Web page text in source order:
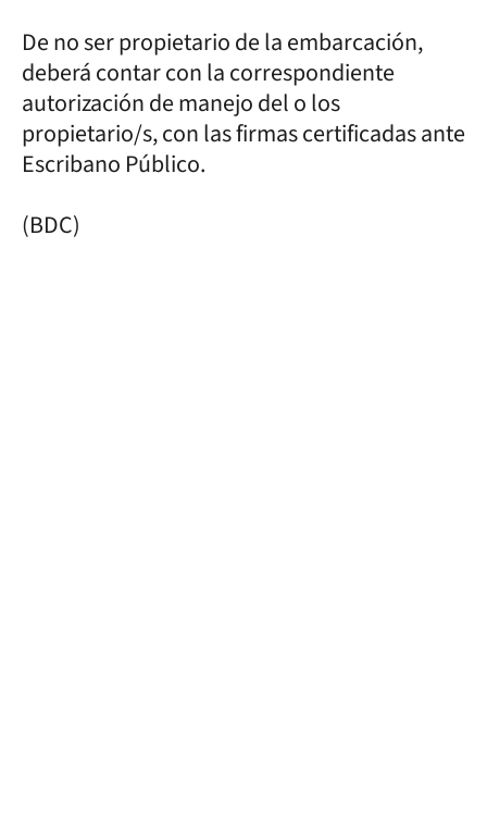
De no ser propietario de la embarcación,
deberá contar con la correspondiente
autorización de manejo del o los
propietario/s, con las firmas certificadas ante
Escribano Público.
(BDC)